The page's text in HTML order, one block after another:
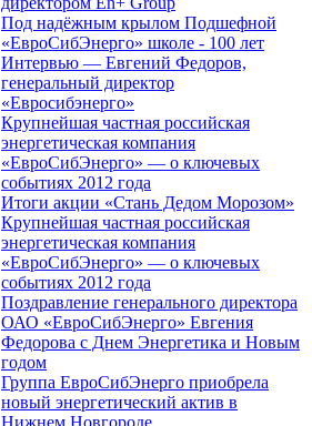
Под надёжным крылом Подшефной
«ЕвроСибЭнерго» школе - 100 лет
Интервью — Евгений Федоров,
генеральный директор
«Евросибэнерго»
Крупнейшая частная российская
энергетическая компания
«ЕвроСибЭнерго» — о ключевых
событиях 2012 года
Итоги акции «Стань Дедом Морозом»
Крупнейшая частная российская
энергетическая компания
«ЕвроСибЭнерго» — о ключевых
событиях 2012 года
Поздравление генерального директора
ОАО «ЕвроСибЭнерго» Евгения
Федорова с Днем Энергетика и Новым
годом
Группа ЕвроСибЭнерго приобрела
новый энергетический актив в